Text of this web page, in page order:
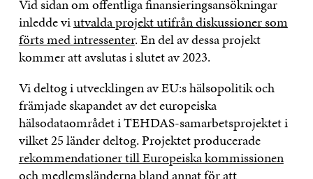
Vid sidan om offentliga finansieringsansökningar
inledde viutvalda projekt utifrån diskussioner som
förts med intressenter. En del av dessa projekt
kommer att avslutas i slutet av 2023.
Vi deltog i utvecklingen av EU:s hälsopolitik och
främjade skapandet av det europeiska
hälsodataområdet i TEHDAS-samarbetsprojektet i
vilket 25 länder deltog. Projektet producerade
rekommendationer till Europeiska kommissionen
och medlemsländernabland annat för att